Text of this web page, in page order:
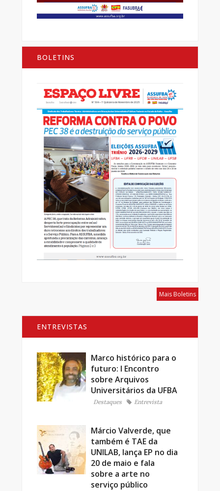
BOLETINS
Mais Boletins
ENTREVISTAS
Marco histórico para o
futuro: I Encontro
sobre Arquivos
Universitários da UFBA
Destaques Entrevista
Márcio Valverde, que
também é TAE da
UNILAB, lança EP no dia
20 de maio e fala
sobre a arte no
serviço público